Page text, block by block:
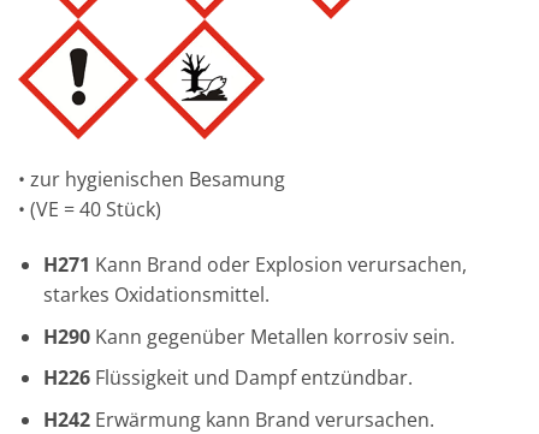
• zur hygienischen Besamung
• (VE = 40 Stück)
H271 Kann Brand oder Explosion verursachen,
starkes Oxidationsmittel.
H290Kann gegenüber Metallen korrosiv sein.
H226Flüssigkeit und Dampf entzündbar.
H242Erwärmung kann Brand verursachen.